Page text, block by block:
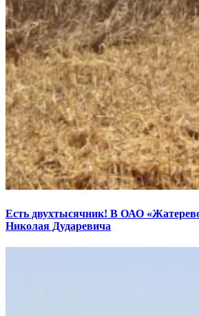
Есть двухтысячник! В ОАО
Николая Дударевича